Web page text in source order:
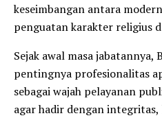
keseimbangan antara
penguatan karakter religius
Sejak awal masa jabatannya,
pentingnya profesionalitas
sebagai wajah pelayanan
agar hadir dengan